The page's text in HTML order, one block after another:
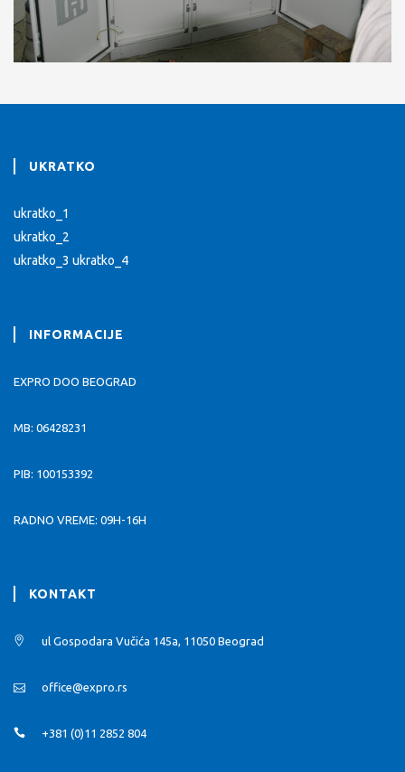
UKRATKO
ukratko_1
ukratko_2
ukratko_3 ukratko_4
INFORMACIJE
EXPRO DOO BEOGRAD
MB: 06428231
PIB: 100153392
RADNO VREME: 09H-16H
KONTAKT
ul Gospodara Vučića 145a, 11050 Beograd
office@expro.rs
+381 (0)11 2852 804